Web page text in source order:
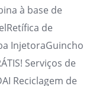
à base de
de
InjetoraGuincho
Serviços de
Reciclagem de